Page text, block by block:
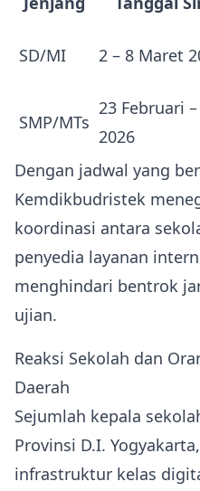
SD/MI 2 – 8 Maret
SMP/MTs
23 Februari
2026
Dengan jadwal yang
Kemdikbudristek
koordinasi antara
penyedia layanan
menghindari bentrok
ujian.
Reaksi Sekolah dan
Daerah
Sejumlah kepala
Provinsi D.I.
infrastruktur kelas